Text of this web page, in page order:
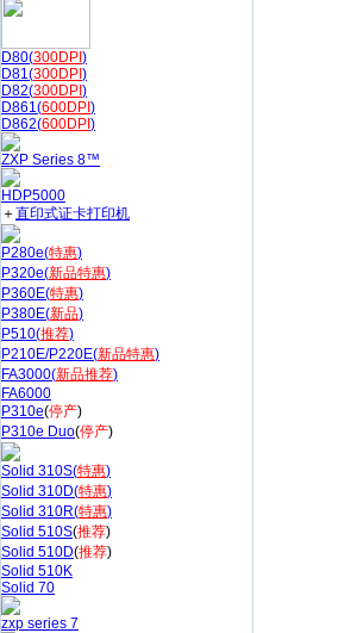
D80(300DPI )
D81(300DPI )
D82(300DPI )
D861(600DPI )
D862(600DPI )
ZXP Series 8™
HDP5000
＋直印式证卡打印机
P280e(特惠)
P320e(新品特惠)
P360E(特惠)
P380E(新品)
P510(推荐)
P210E/P220E(新品特惠)
FA3000(新品推荐)
FA6000
P310e(停产)
P310e Duo(停产)
Solid 310S(特惠)
Solid 310D(特惠)
Solid 310R(特惠)
Solid 510S(推荐)
Solid 510D(推荐)
Solid 510K
Solid 70
zxp series 7